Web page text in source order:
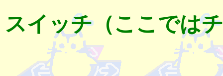
スイッチ（ここでは